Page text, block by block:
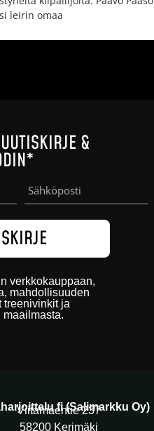
leirin omaa
&
verkkokauppaan,
mahdollisuuden
treenivinkit ja
(Salimarkku Oy)
Viitamäentie 237
58200 Kerimäki